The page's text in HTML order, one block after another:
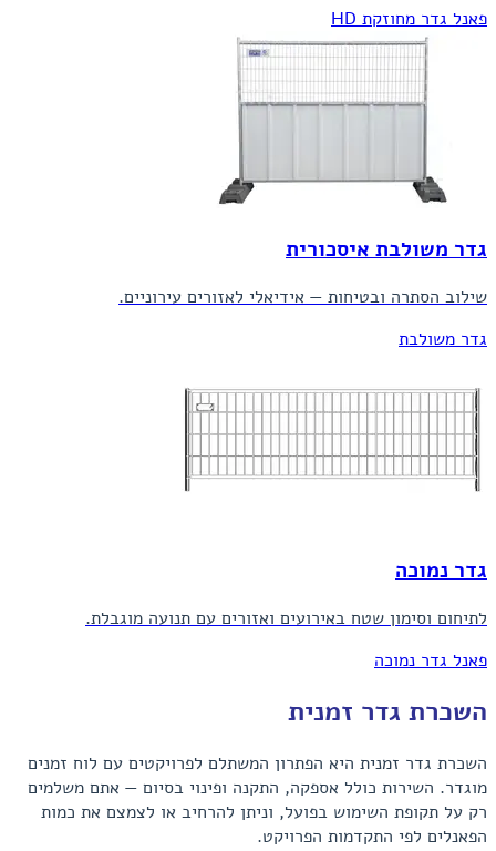
פאנל גדר מחוזקת HD
גדר משולבת איסכורית
שילוב הסתרה ובטיחות — אידיאלי לאזורים עירוניים.
גדר משולבת
גדר נמוכה
לתיחום וסימון שטח באירועים ואזורים עם תנועה מוגבלת.
פאנל גדר נמוכה
השכרת גדר זמנית
השכרת גדר זמנית היא הפתרון המשתלם לפרויקטים עם לוח זמנים
מוגדר. השירות כולל אספקה, התקנה ופינוי בסיום — אתם משלמים
רק על תקופת השימוש בפועל, וניתן להרחיב או לצמצם את כמות
הפאנלים לפי התקדמות הפרויקט.